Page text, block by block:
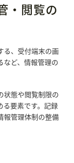
・閲覧の
る、受付端末の画
など、情報管理の
状態や閲覧制限の
る要素です。記録
報管理体制の整備